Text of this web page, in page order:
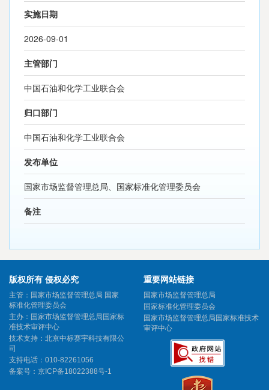
实施日期
2026-09-01
主管部门
中国石油和化学工业联合会
归口部门
中国石油和化学工业联合会
发布单位
国家市场监督管理总局、国家标准化管理委员会
备注
版权所有 侵权必究
主管：国家市场监督管理总局 国家
标准化管理委员会
主办：国家市场监督管理总局国家标
准技术审评中心
技术支持：北京中标赛宇科技有限公
司
支持电话：010-82261056
备案号： 京ICP备18022388号-1
重要网站链接
国家市场监督管理总局
国家标准化管理委员会
国家市场监督管理总局国家标准技术
审评中心